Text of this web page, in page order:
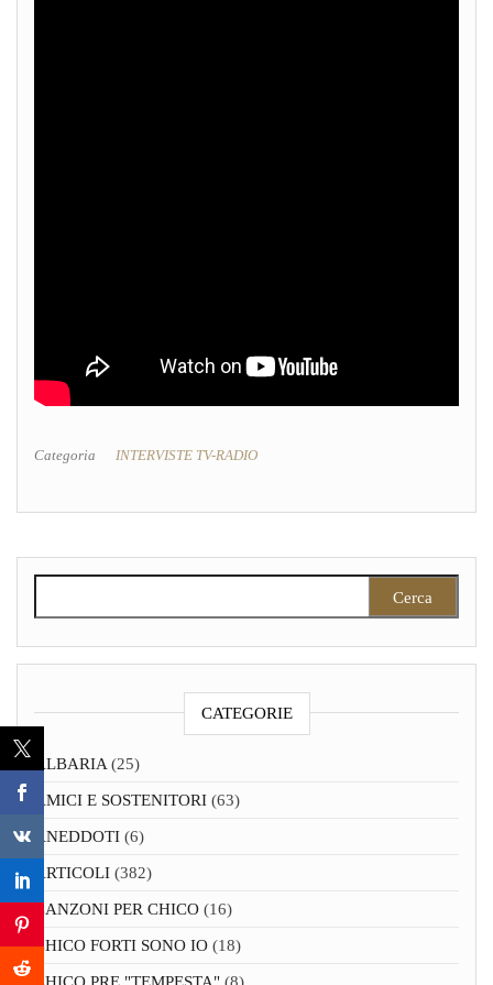
Categoria INTERVISTE TV-RADIO
CATEGORIE
ALBARIA (25)
AMICI E SOSTENITORI (63)
ANEDDOTI (6)
ARTICOLI (382)
CANZONI PER CHICO (16)
CHICO FORTI SONO IO (18)
CHICO PRE "TEMPESTA" (8)